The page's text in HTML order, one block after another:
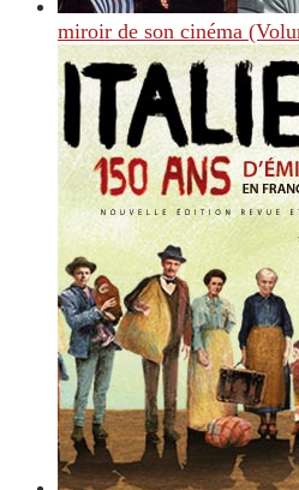
miroir de son cinéma